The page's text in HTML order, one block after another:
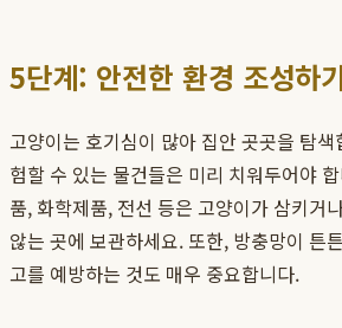
5단계: 안전한 환경 조성하
고양이는 호기심이 많아 집안 곳곳을 탐
험할 수 있는 물건들은 미리 치워두어야
품, 화학제품, 전선 등은 고양이가 삼키거
않는 곳에 보관하세요. 또한, 방충망이 튼
고를 예방하는 것도 매우 중요합니다.